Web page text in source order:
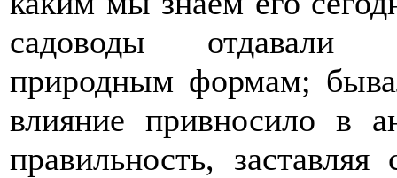
садоводы отдавали
природным формам;
влияние привносило в
правильность,